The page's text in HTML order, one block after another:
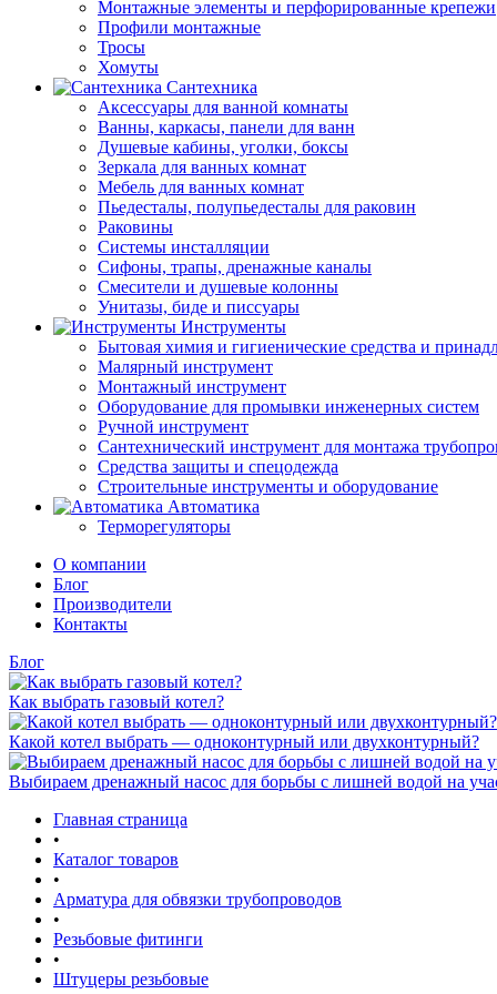
Монтажные элементы и перфорированные крепежи
Профили монтажные
Тросы
Хомуты
Сантехника
Аксессуары для ванной комнаты
Ванны, каркасы, панели для ванн
Душевые кабины, уголки, боксы
Зеркала для ванных комнат
Мебель для ванных комнат
Пьедесталы, полупьедесталы для раковин
Раковины
Системы инсталляции
Сифоны, трапы, дренажные каналы
Смесители и душевые колонны
Унитазы, биде и писсуары
Инструменты
Бытовая химия и гигиенические средства и
Малярный инструмент
Монтажный инструмент
Оборудование для промывки инженерных систем
Ручной инструмент
Сантехнический инструмент для монтажа
Средства защиты и спецодежда
Строительные инструменты и оборудование
Автоматика
Терморегуляторы
О компании
Блог
Производители
Контакты
Блог
Как выбрать газовый котел?
Какой котел выбрать — одноконтурный или двухконтурный?
Выбираем дренажный насос для борьбы с лишней водой на
Главная страница
•
Каталог товаров
•
Арматура для обвязки трубопроводов
•
Резьбовые фитинги
•
Штуцеры резьбовые